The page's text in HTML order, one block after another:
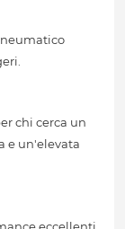
chi cerca un
e un'elevata